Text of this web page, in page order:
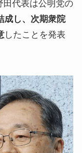
田代表は公明党の
成し、次期衆院
したことを発表